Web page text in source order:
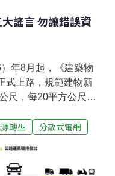
謠言 勿讓錯誤資
年8月起，《建築物
式上路，規範建物新
尺，每20平方公尺應
針對社會各界的疑慮
訊，讓公共討論回歸
轉型 分散式電網